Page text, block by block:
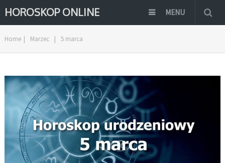
HOROSKOP ONLINE MENU
Home | Marzec | 5 marca